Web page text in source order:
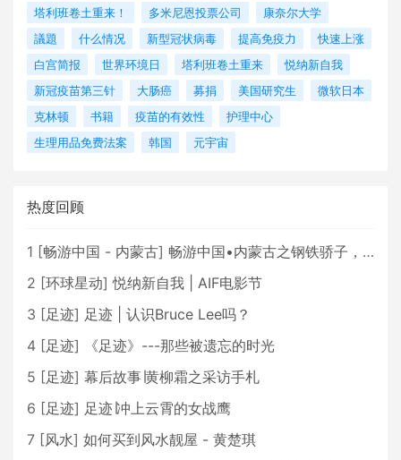
塔利班卷土重来！
多米尼恩投票公司
康奈尔大学
議題
什么情况 新型冠状病毒 提高免疫力
快速上涨
白宫简报
世界环境日 塔利班卷土重来
悦纳新自我
新冠疫苗第三针
大肠癌 募捐 美国研究生
微软日本
克林顿
书籍 疫苗的有效性
护理中心
生理用品免费法案
韩国 元宇宙
热度回顾
1 [畅游中国 - 内蒙古] 畅游中国•内蒙古之钢铁骄子，魅力包头
2 [环球星动] 悦纳新自我 | AIF电影节
3 [足迹] 足迹 | 认识Bruce Lee吗？
4 [足迹]
《足迹》---那些被遗忘的时光
5 [足迹] 幕后故事∣黄柳霜之采访手札
6 [足迹] 足迹∣冲上云霄的女战鹰
7 [风水] 如何买到风水靓屋 - 黄楚琪